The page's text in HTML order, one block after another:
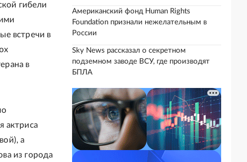
гибели
встречи в
в
актриса
а
из города
Американский фонд Human Rights
Foundation признали нежелательным в
России
Sky News рассказал о секретном
подземном заводе ВСУ, где производят
БПЛА